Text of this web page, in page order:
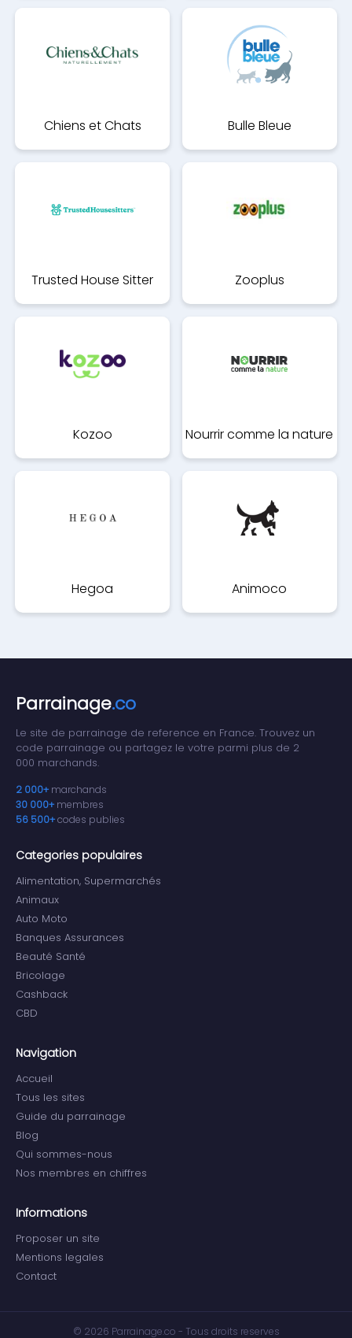
Chiens et Chats Bulle Bleue
Trusted House Sitter Zooplus
Kozoo Nourrir comme la nature
Hegoa Animoco
Parrainage.co
Le site de parrainage de reference en France. Trouvez un
code parrainage ou partagez le votre parmi plus de 2
000 marchands.
2 000+ marchands
30 000+ membres
56 500+codes publies
Categories populaires
Alimentation, Supermarchés
Animaux
Auto Moto
Banques Assurances
Beauté Santé
Bricolage
Cashback
CBD
Navigation
Accueil
Tous les sites
Guide du parrainage
Blog
Qui sommes-nous
Nos membres en chiffres
Informations
Proposer un site
Mentions legales
Contact
© 2026 Parrainage.co - Tous droits reserves